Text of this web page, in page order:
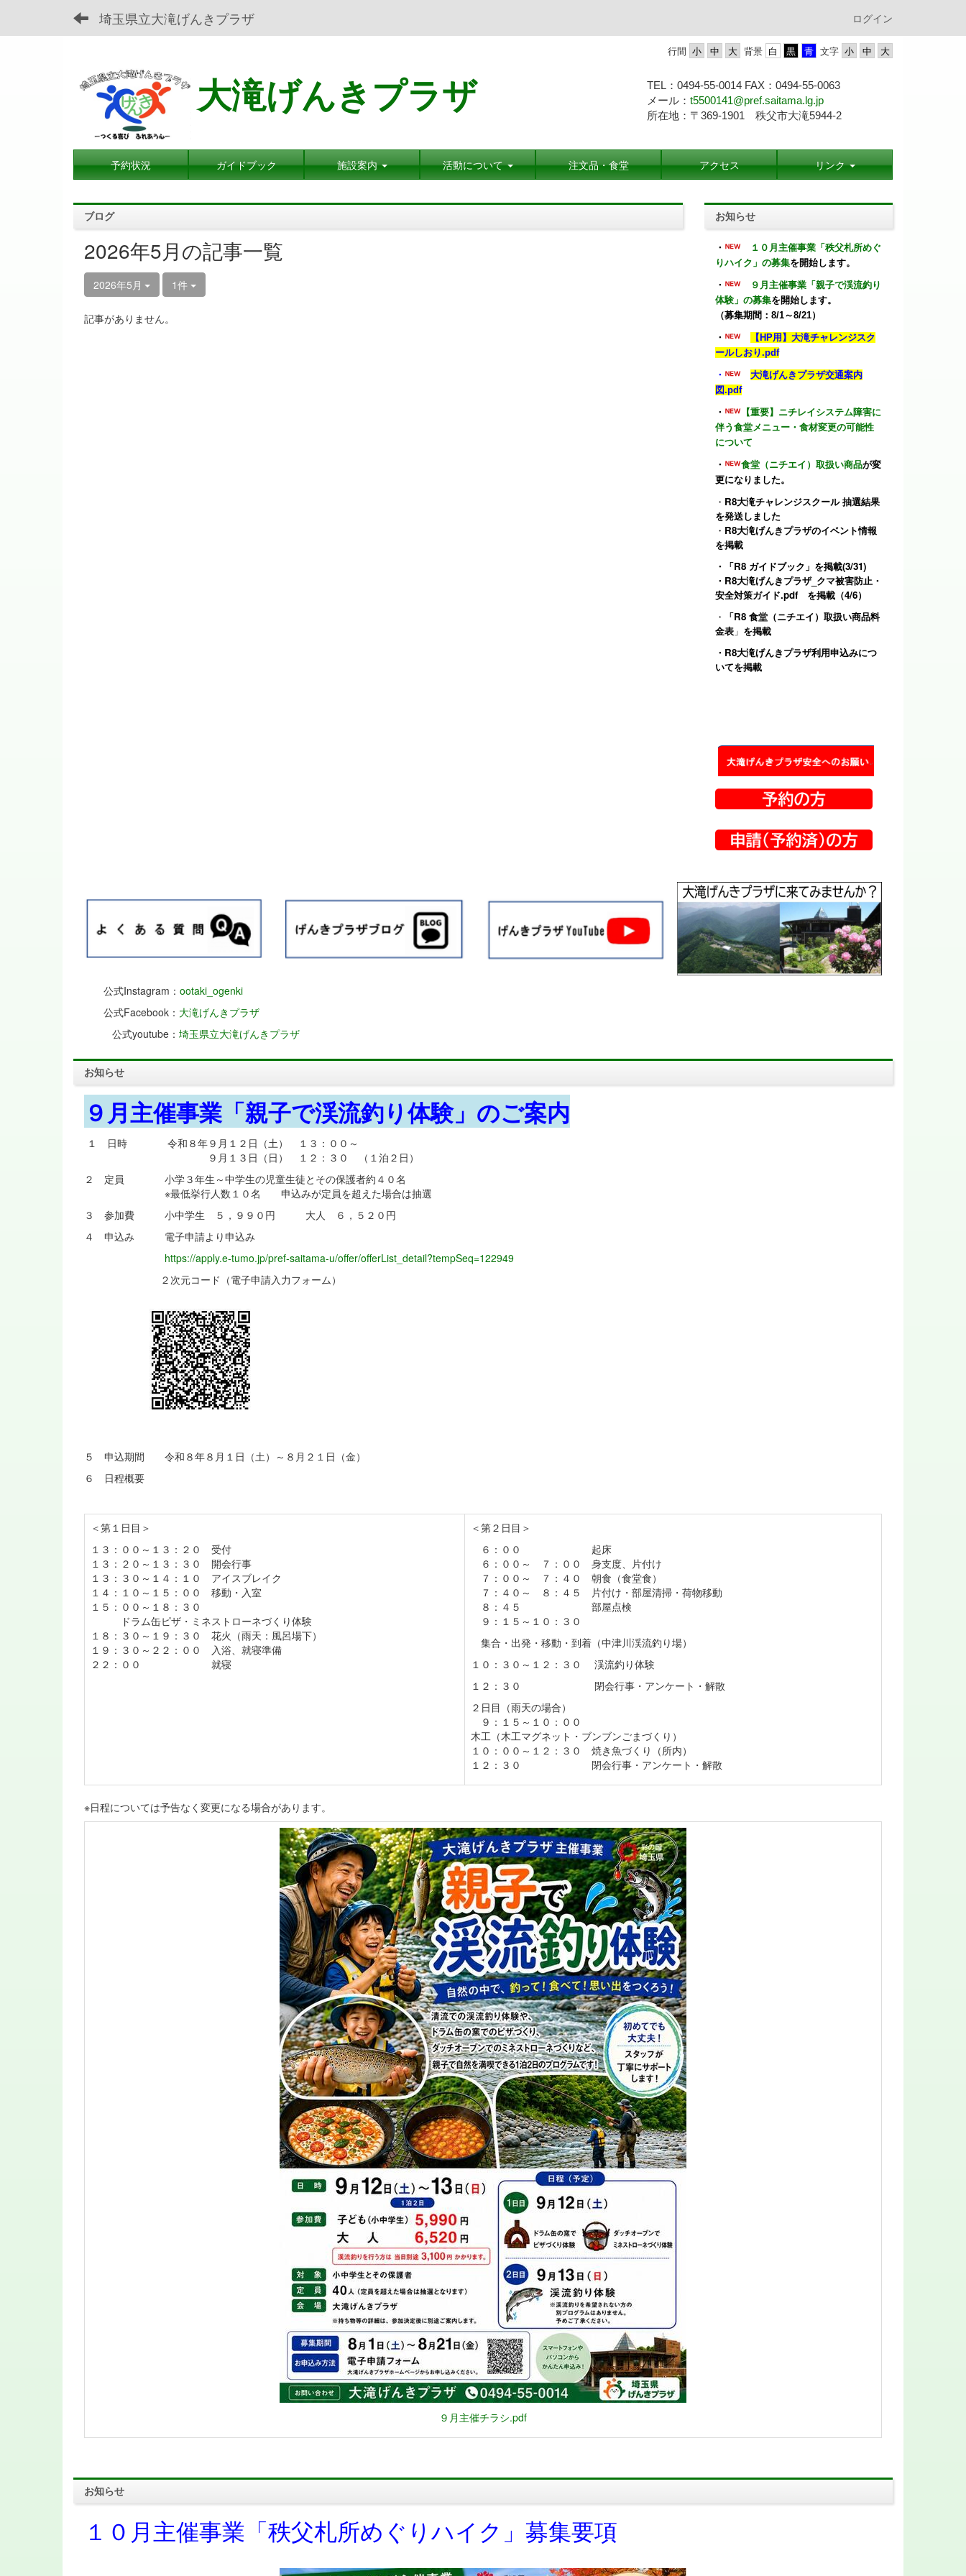
埼玉県立大滝げんきプラザ ログイン
文字
背景
行間
大滝げんきプラザ TEL：0494-55-0014 FAX：0494-55-0063
メール： t5500141@pref.saitama.lg.jp
所在地：〒369-1901 秩父市大滝5944-2
予約状況 ガイドブック 施設案内 活動について 注文品・食堂 アクセス リンク
ブログ
2026年5月の記事一覧
2026年5月 1件
記事がありません。
お知らせ
・
１０月主催事業「秩父札所めぐ
りハイク」の募集を開始します。
・
９月主催事業「親子で渓流釣り
体験」の募集を開始します。
（募集期間：8/1～8/21）
・
【HP用】大滝チャレンジスク
ールしおり.pdf
・
大滝げんきプラザ交通案内
図.pdf
・
【重要】ニチレイシステム障害に
伴う食堂メニュー・食材変更の可能性
について
・ 食堂（ニチエイ）取扱い商品が変
更になりました。
・ R8大滝チャレンジスクール 抽選結果
を発送しました
・ R8大滝げんきプラザのイベント情報
を掲載
・ 「R8 ガイドブック」 を掲載(3/31)
・ R8大滝げんきプラザ_クマ被害防止・
安全対策ガイド.pdfを掲載（4/6）
・
「R8 食堂（ニチエイ）取扱い商品料
金表」 を掲載
・ R8大滝げんきプラザ利用申込みにつ
いてを掲載
公式Instagram： ootaki_ogenki
公式Facebook： 大滝げんきプラザ
公式youtube： 埼玉県立大滝げんきプラザ
お知らせ
９月主催事業「親子で渓流釣り体験」のご案内
１ 日時 令和８年９月１２日（土） １３：００～
９月１３日（日） １２：３０ （１泊２日）
２ 定員 小学３年生～中学生の児童生徒とその保護者約４０名
※最低挙行人数１０名 申込みが定員を超えた場合は抽選
３ 参加費 小中学生 ５，９９０円 大人 ６，５２０円
４ 申込み 電子申請より申込み
https://apply.e-tumo.jp/pref-saitama-u/offer/offerList_detail?tempSeq=122949
２次元コード（電子申請入力フォーム）
５ 申込期間 令和８年８月１日（土）～８月２１日（金）
６ 日程概要
＜第１日目＞
１３：００～１３：２０ 受付
１３：２０～１３：３０ 開会行事
１３：３０～１４：１０ アイスブレイク
１４：１０～１５：００ 移動・入室
１５：００～１８：３０
ドラム缶ピザ・ミネストローネづくり体験
１８：３０～１９：３０ 花火（雨天：風呂場下）
１９：３０～２２：００ 入浴、就寝準備
２２：００ 就寝
＜第２日目＞
６：００ 起床
６：００～ ７：００ 身支度、片付け
７：００～ ７：４０ 朝食（食堂食）
７：４０～ ８：４５ 片付け・部屋清掃・荷物移動
８：４５ 部屋点検
９：１５～１０：３０
集合・出発・移動・到着（中津川渓流釣り場）
１０：３０～１２：３０ 渓流釣り体験
１２：３０ 閉会行事・アンケート・解散
２日目（雨天の場合）
９：１５～１０：００
木工（木工マグネット・ブンブンごまづくり）
１０：００～１２：３０ 焼き魚づくり（所内）
１２：３０ 閉会行事・アンケート・解散
※日程については予告なく変更になる場合があります。
９月主催チラシ.pdf
お知らせ
１０月主催事業「秩父札所めぐりハイク」募集要項